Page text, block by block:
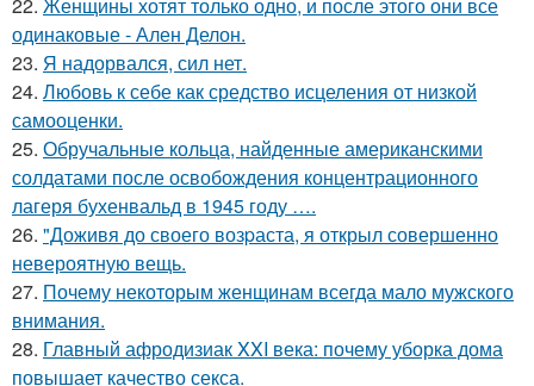
одинаковые - Ален Делон.
23. Я надорвался, сил нет.
24. Любовь к себе как средство исцеления от низкой
самооценки.
25. Обручальные кольца, найденные американскими
солдатами после освобождения концентрационного
лагеря бухенвальд в 1945 году ….
26. "Доживя до своего возpаста, я открыл совершенно
невероятную вещь.
27. Почему некоторым женщинам всегда мало мужского
внимания.
28. Главный афродизиак XXI века: почему уборка дома
повышает качество секса.